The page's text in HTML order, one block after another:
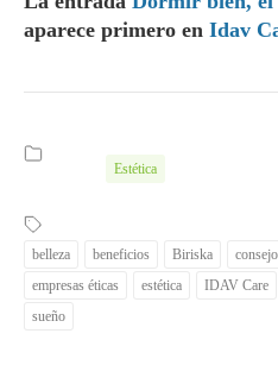
aparece primero en Idav
Estética
belleza beneficios Biriska
empresas éticas
estética IDAV Care
sueño